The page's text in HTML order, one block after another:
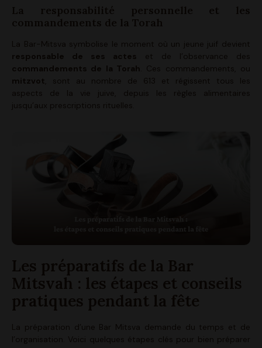
La responsabilité personnelle et les
commandements de la Torah
La Bar-Mitsva symbolise le moment où un jeune juif devient
responsable de ses actes
et de l’observance des
commandements de la Torah
. Ces commandements, ou
mitzvot , sont au nombre de 613 et régissent tous les
aspects de la vie juive, depuis les règles alimentaires
jusqu’aux prescriptions rituelles.
Les préparatifs de la Bar
Mitsvah : les étapes et conseils
pratiques pendant la fête
La préparation d’une Bar Mitsva demande du temps et de
l’organisation. Voici quelques étapes clés pour bien préparer